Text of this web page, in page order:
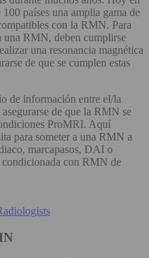
países una amplia gama de
con la RMN. Para
una RMN, deben cumplirse
una resonancia magnética
de que se cumplen estas
de información entre el/la
de que la RMN se
ProMRI. Aquí
para someter a una RMN a
marcapasos, DAI o
con RMN de